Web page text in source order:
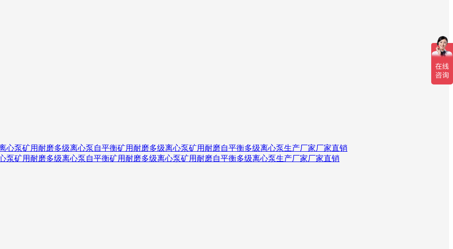
矿用耐磨多级离心泵自平衡矿用耐磨多级离心泵矿用耐磨自平衡多级离心泵生产厂家厂家直销